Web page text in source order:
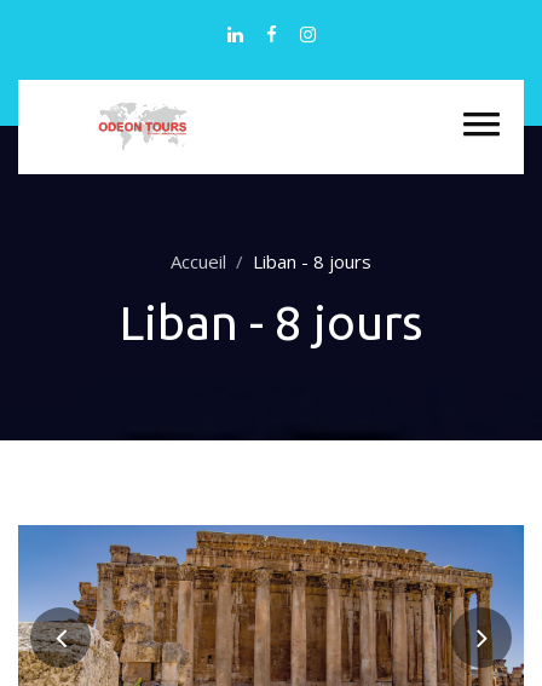
Accueil Liban - 8 jours
Liban - 8 jours